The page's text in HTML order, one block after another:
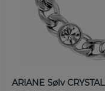
ARIANE Sølv CRYSTAL